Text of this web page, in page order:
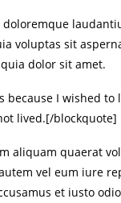
voluptas sit
dolor sit amet.
because I
lived.[/blockquote]
aliquam quaerat
vel eum iure
et iusto